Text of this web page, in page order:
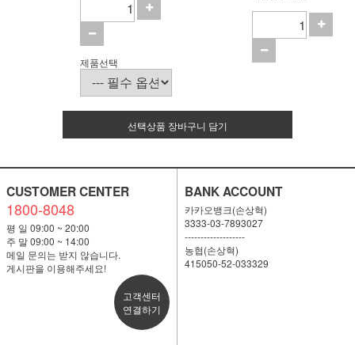
제품선택
선택상품 장바구니 담기
CUSTOMER CENTER
1800-8048
평 일 09:00 ~ 20:00
주 말 09:00 ~ 14:00
메일 문의는 받지 않습니다.
게시판을 이용해주세요!
고객센터
연결하기
BANK ACCOUNT
카카오뱅크(손상혁)
3333-03-7893027
-------------------
농협(손상혁)
415050-52-033329